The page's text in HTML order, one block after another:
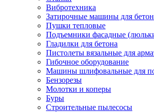
Вибротехника
Затирочные машины для
Пушки тепловые
Подъемники фасадные
Гладилки для бетона
Пистолеты вязальные для
Гибочное оборудование
Машины шлифовальные для
Бензорезы
Молотки и коперы
Буры
Строительные пылесосы